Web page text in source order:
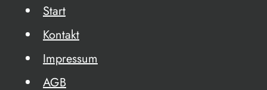
Start
Kontakt
Impressum
AGB